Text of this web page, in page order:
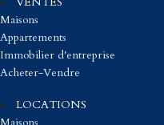
Maisons
Appartements
Immobilier d'entreprise
Acheter-Vendre
LOCATIONS
Maisons